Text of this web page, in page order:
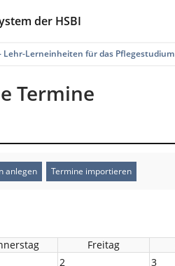
der HSBI
Lehr-Lerneinheiten für das Pflegestudium
Termine
anlegen Termine importieren
Freitag
2 3